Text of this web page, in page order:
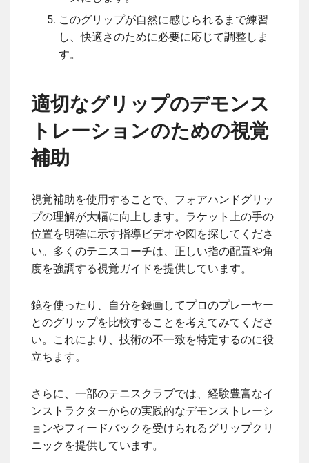
このグリップが自然に感じられるまで練習
し、快適さのために必要に応じて調整しま
す。
適切なグリップのデモンス
トレーションのための視覚
補助
視覚補助を使用することで、フォアハンドグリッ
プの理解が大幅に向上します。ラケット上の手の
位置を明確に示す指導ビデオや図を探してくださ
い。多くのテニスコーチは、正しい指の配置や角
度を強調する視覚ガイドを提供しています。
鏡を使ったり、自分を録画してプロのプレーヤー
とのグリップを比較することを考えてみてくださ
い。これにより、技術の不一致を特定するのに役
立ちます。
さらに、一部のテニスクラブでは、経験豊富なイ
ンストラクターからの実践的なデモンストレーシ
ョンやフィードバックを受けられるグリップクリ
ニックを提供しています。